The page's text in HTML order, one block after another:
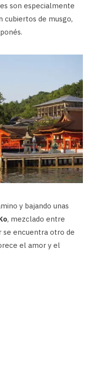
son especialmente
cubiertos de musgo,
y bajando unas
, mezclado entre
se encuentra otro de
el amor y el